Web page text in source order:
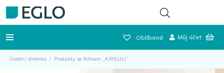
Oblíbené Můj účet
Úvodní stránka / Produkty se štítkem „KIRGULI“